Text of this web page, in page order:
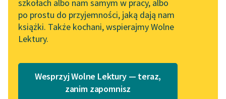
102. lata temu zmarł
Joseph Conrad
Lektury szkolne i klasyka
Widget Wolnych Lektur
Przypisy
Katalog w formacie PDF
szkołach albo nam samym w pracy, albo
po prostu do przyjemności, jaką dają nam
książki. Także kochani, wspierajmy Wolne
Lektury.
Wesprzyj Wolne Lektury — teraz,
zanim zapomnisz
pożytki
Może...